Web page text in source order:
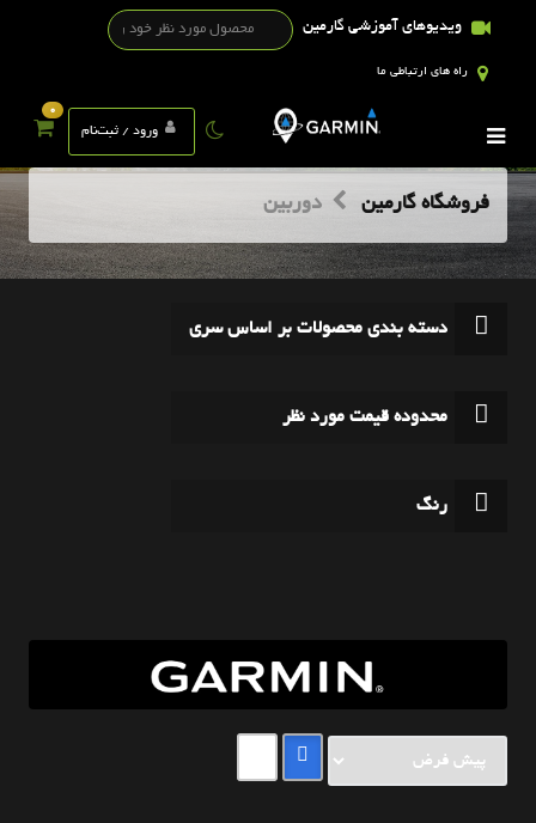
ویدیوهای آموزشی گارمین
راه های ارتباطی ما
ورود / ثبت‌نام
0
فروشگاه گارمین دوربین
دسته بندی محصولات بر اساس سری
محدوده قیمت مورد نظر
رنگ